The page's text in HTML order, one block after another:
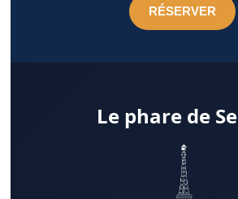
RÉSERVER
Le phare de